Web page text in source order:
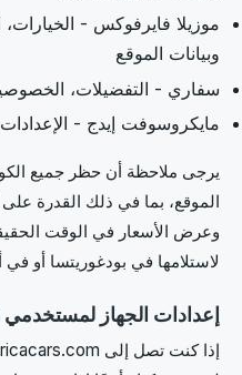
موزيلا فايرفوكس - الخيارات،
وبيانات الموقع
سفاري - التفضيلات،
مايكروسوفت إيدج -
يرجى ملاحظة أن حظر جميع
الموقع، بما في ذلك القدرة
وعرض الأسعار في الوقت
لاستلامها في بودغوريتسا أو
إعدادات الجهاز لمستخدمي